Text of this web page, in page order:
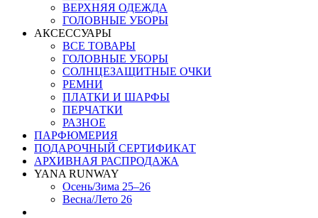
ВЕРХНЯЯ ОДЕЖДА
ГОЛОВНЫЕ УБОРЫ
АКСЕССУАРЫ
ВСЕ ТОВАРЫ
ГОЛОВНЫЕ УБОРЫ
СОЛНЦЕЗАЩИТНЫЕ ОЧКИ
РЕМНИ
ПЛАТКИ И ШАРФЫ
ПЕРЧАТКИ
РАЗНОЕ
ПАРФЮМЕРИЯ
ПОДАРОЧНЫЙ СЕРТИФИКАТ
АРХИВНАЯ РАСПРОДАЖА
YANA RUNWAY
Осень/Зима 25–26
Весна/Лето 26